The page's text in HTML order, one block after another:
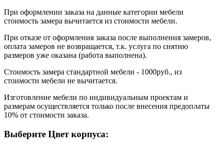
При оформлении заказа на данные категории мебели
стоимость замера вычитается из стоимости мебели.
При отказе от оформления заказа после выполнения замеров,
оплата замеров не возвращается, т.к. услуга по снятию
размеров уже оказана (работа выполнена).
Стоимость замера стандартной мебели - 1000руб., из
стоимости мебели не вычитается.
Изготовление мебели по индивидуальным проектам и
размерам осуществляется только после внесения предоплаты
10% от стоимости заказа.
Выберите Цвет корпуса: